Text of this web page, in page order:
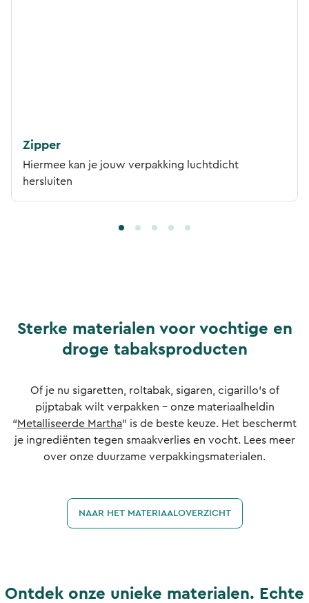
Zipper
Hiermee kan je jouw verpakking luchtdicht
hersluiten
Sterke materialen voor vochtige en
droge tabaksproducten
Of je nu sigaretten, roltabak, sigaren, cigarillo's of
pijptabak wilt verpakken - onze materiaalheldin
“Metalliseerde Martha” is de beste keuze. Het beschermt
je ingrediënten tegen smaakverlies en vocht. Lees meer
over onze duurzame verpakkingsmaterialen.
NAAR HET MATERIAALOVERZICHT
Ontdek onze unieke materialen. Echte